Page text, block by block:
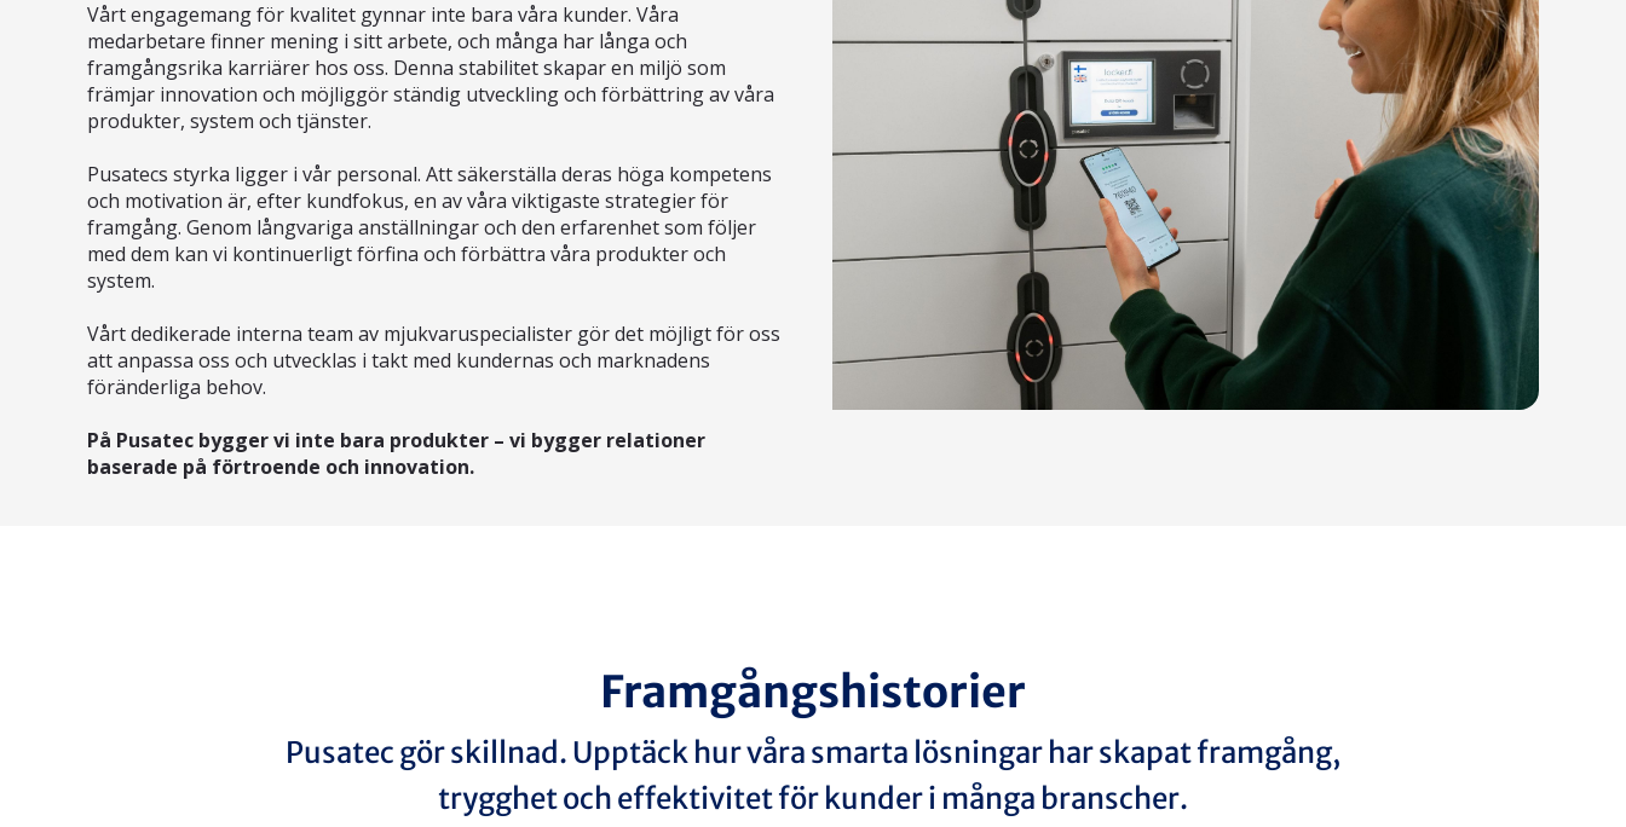
Vårt engagemang för kvalitet gynnar inte bara våra kunder. Våra
medarbetare finner mening i sitt arbete, och många har långa och
framgångsrika karriärer hos oss. Denna stabilitet skapar en miljö som
främjar innovation och möjliggör ständig utveckling och förbättring av våra
produkter, system och tjänster.
Pusatecs styrka ligger i vår personal. Att säkerställa deras höga kompetens
och motivation är, efter kundfokus, en av våra viktigaste strategier för
framgång. Genom långvariga anställningar och den erfarenhet som följer
med dem kan vi kontinuerligt förfina och förbättra våra produkter och
system.
Vårt dedikerade interna team av mjukvaruspecialister gör det möjligt för oss
att anpassa oss och utvecklas i takt med kundernas och marknadens
föränderliga behov.
På Pusatec bygger vi inte bara produkter – vi bygger relationer
baserade på förtroende och innovation.
Framgångshistorier
Pusatec gör skillnad. Upptäck hur våra smarta lösningar har skapat framgång,
trygghet och effektivitet för kunder i många branscher.